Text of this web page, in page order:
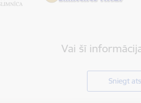
Vai šī
Sniegt